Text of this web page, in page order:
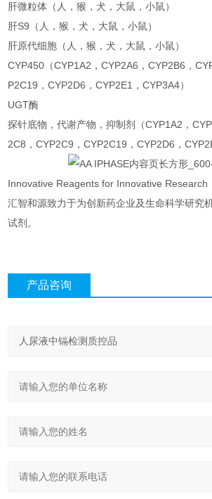
肝微粒体（人，猴，犬，大鼠，小鼠）
肝S9（人，猴，犬，大鼠，小鼠）
肝原代细胞（人，猴，犬，大鼠，小鼠）
CYP450（CYP1A2，CYP2A6，CYP2B6，
P2C19，CYP2D6，CYP2E1，CYP3A4）
UGT酶
探针底物，代谢产物，抑制剂（CYP1A2，
2C8，CYP2C9，CYP2C19，CYP2D6，
Innovative Reagents for Innovative Research
汇智和源致力于为创新药企业及生命科学研究
试剂。
产品咨询